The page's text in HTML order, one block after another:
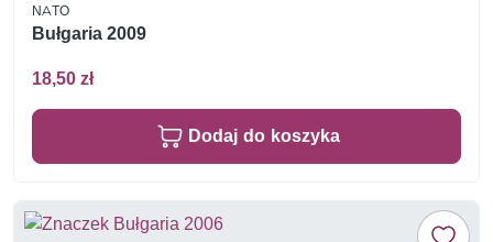
NATO
Bułgaria 2009
18,50 zł
Dodaj do koszyka